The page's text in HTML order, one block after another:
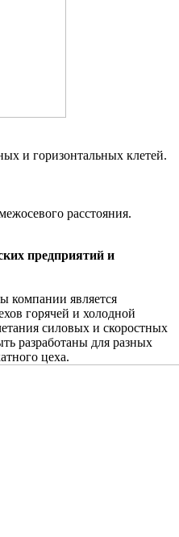
и горизонтальных клетей.
расстояния.
предприятий и
компании является
горячей и холодной
силовых и скоростных
разработаны для разных
цеха.